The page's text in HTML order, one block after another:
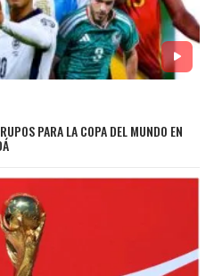
PARA LA COPA DEL MUNDO EN